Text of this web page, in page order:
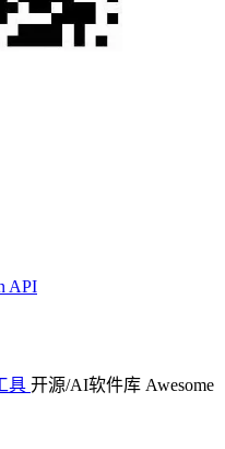
API
具 开源/AI软件库 Awesome